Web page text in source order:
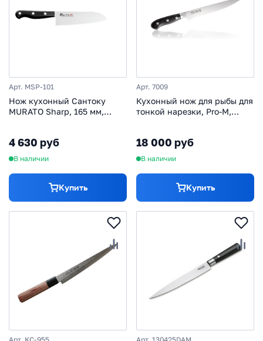
Арт. MSP-101
Нож кухонный Сантоку
MURATO Sharp, 165 мм,
4 630 руб
В наличии
Купить
Арт. 7009
Кухонный нож для рыбы для
тонкой нарезки, Pro-M,
коробке
18 000 руб
В наличии
Купить